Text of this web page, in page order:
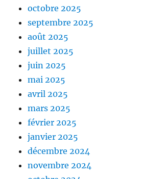
octobre 2025
septembre 2025
août 2025
juillet 2025
juin 2025
mai 2025
avril 2025
mars 2025
février 2025
janvier 2025
décembre 2024
novembre 2024